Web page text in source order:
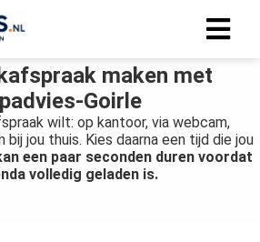
maken met
Goirle
wilt: op kantoor, via webcam,
jou thuis. Kies daarna een tijd die jou
een paar seconden duren voordat
volledig geladen is.